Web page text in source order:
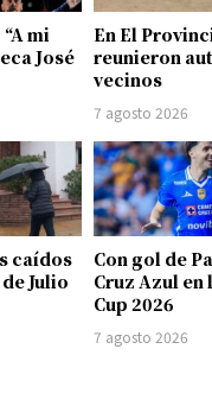
mi
José
En El
reunieron
vecinos
7 agosto 2026
caídos
Julio
Con gol de
Cruz Azul en
Cup 2026
7 agosto 2026